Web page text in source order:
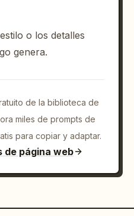
o los detalles
genera.
de la biblioteca de
miles de prompts de
para copiar y adaptar.
de página web